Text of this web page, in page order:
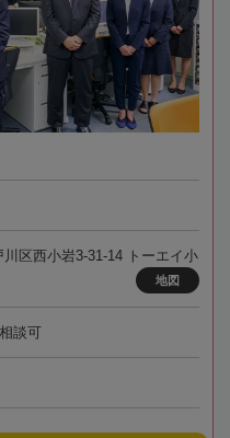
区西小岩3-31-14 トーエイ小
地図
談可